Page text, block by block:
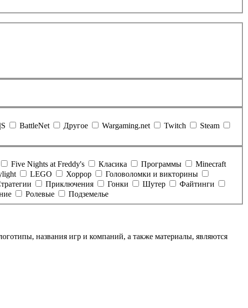
BattleNet Другое Wargaming.net Twitch
Steam
Five Nights at Freddy's Класика Программы
Minecraft
LEGO Хоррор
Головоломки и викторины
Приключения Гонки Шутер
Файтинги
Ролевые Подземелье
названия игр и компаний, а также материалы, являются